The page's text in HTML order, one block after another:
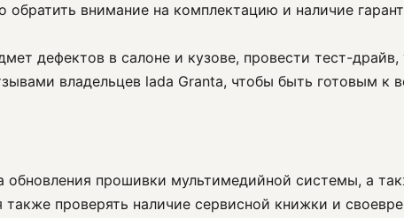
внимание на комплектацию и наличие
дефектов в салоне и кузове, провести тест-драйв,
владельцев lada Granta, чтобы быть готовым
обновления прошивки мультимедийной системы, а
проверять наличие сервисной книжки и